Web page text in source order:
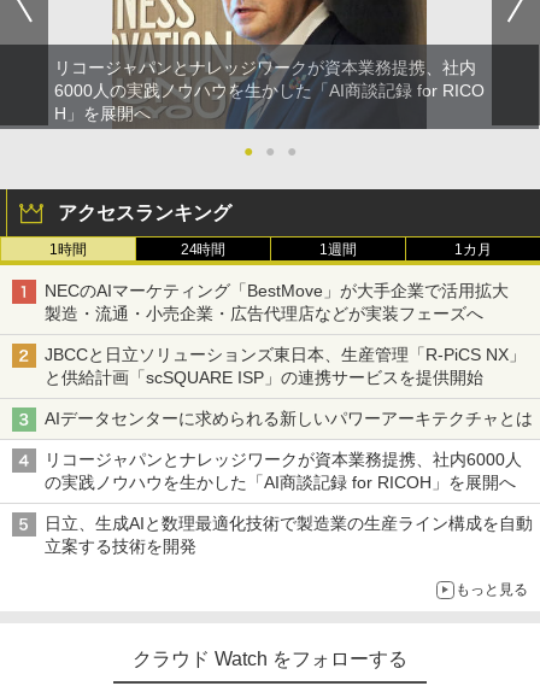
リコージャパンとナレッジワークが資本業務提携、社内
6000人の実践ノウハウを生かした「AI商談記録 for RICO
H」を展開へ
●
● ●
アクセスランキング
1時間 24時間 1週間 1カ月
NECのAIマーケティング「BestMove」が大手企業で活用拡大
製造・流通・小売企業・広告代理店などが実装フェーズへ
JBCCと日立ソリューションズ東日本、生産管理「R-PiCS NX」
と供給計画「scSQUARE ISP」の連携サービスを提供開始
AIデータセンターに求められる新しいパワーアーキテクチャとは
リコージャパンとナレッジワークが資本業務提携、社内6000人
の実践ノウハウを生かした「AI商談記録 for RICOH」を展開へ
日立、生成AIと数理最適化技術で製造業の生産ライン構成を自動
立案する技術を開発
もっと見る
クラウド Watch をフォローする